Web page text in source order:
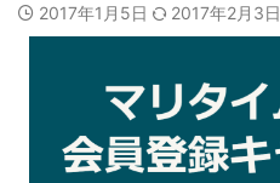
2017年1月5日 2017年2月3日